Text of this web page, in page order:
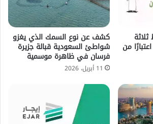
من
كشف عن نوع السمك الذي يغزو
شواطئ السعودية قبالة جزيرة
فرسان في ظاهرة موسمية
11 أبريل، 2026